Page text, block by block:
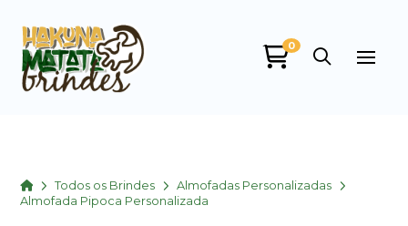
0
HomeTodos os Brindes
Almofadas Personalizadas
Almofada Pipoca Personalizada